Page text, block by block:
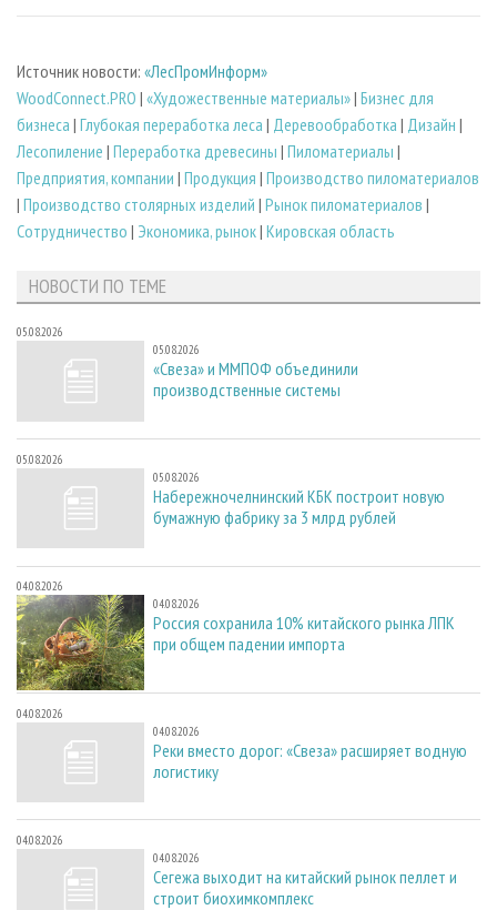
Источник новости: «ЛесПромИнформ»
WoodConnect.PRO | «Художественные материалы»| Бизнес для
бизнеса | Глубокая переработка леса | Деревообработка | Дизайн |
Лесопиление | Переработка древесины | Пиломатериалы |
Предприятия, компании | Продукция | Производство пиломатериалов
| Производство столярных изделий | Рынок пиломатериалов |
Сотрудничество | Экономика, рынок| Кировская область
НОВОСТИ ПО ТЕМЕ
05.08.2026
05.08.2026
«Свеза» и ММПОФ объединили
производственные системы
05.08.2026
05.08.2026
Набережночелнинский КБК построит новую
бумажную фабрику за 3 млрд рублей
04.08.2026
04.08.2026
Россия сохранила 10% китайского рынка ЛПК
при общем падении импорта
04.08.2026
04.08.2026
Реки вместо дорог: «Свеза» расширяет водную
логистику
04.08.2026
04.08.2026
Сегежа выходит на китайский рынок пеллет и
строит биохимкомплекс